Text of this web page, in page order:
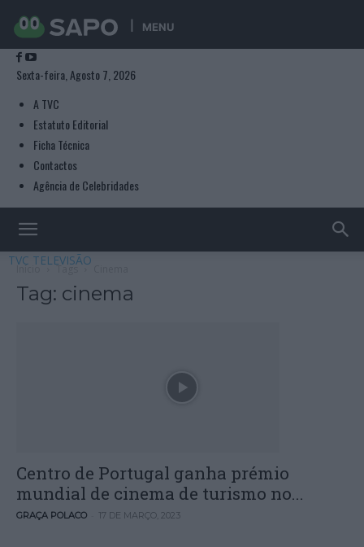
MENU
Sexta-feira, Agosto 7, 2026
A TVC
Estatuto Editorial
Ficha Técnica
Contactos
Agência de Celebridades
TVC TELEVISÃO
Início Tags
Tag: cinema
Centro de Portugal ganha prémio
mundial de cinema de turismo no...
GRAÇA POLACO 17 DE MARÇO, 2023